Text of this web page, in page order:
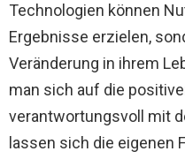
Technologien können
Ergebnisse erzielen,
Veränderung in ihrem
man sich auf die
verantwortungsvoll mit
lassen sich die eigenen